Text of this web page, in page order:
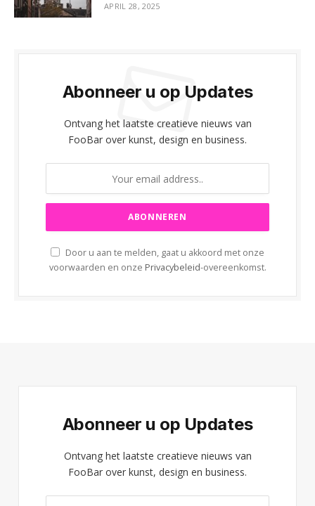
APRIL 28, 2025
Abonneer u op Updates
Ontvang het laatste creatieve nieuws van
FooBar over kunst, design en business.
Door u aan te melden, gaat u akkoord met onze
voorwaarden en onze Privacybeleid-overeenkomst.
Abonneer u op Updates
Ontvang het laatste creatieve nieuws van
FooBar over kunst, design en business.